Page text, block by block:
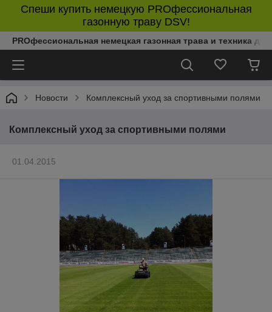
Спеши купить немецкую PROфессиональная
газонную траву DSV!
PROфессиональная немецкая газонная трава и техника
Новости Комплексный уход за спортивными полями
Комплексный уход за спортивными полями
01.04.2015